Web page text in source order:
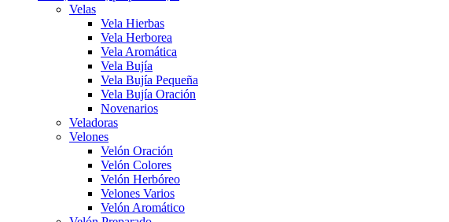
Velas
Vela Hierbas
Vela Herborea
Vela Aromática
Vela Bujía
Vela Bujía Pequeña
Vela Bujía Oración
Novenarios
Veladoras
Velones
Velón Oración
Velón Colores
Velón Herbóreo
Velones Varios
Velón Aromático